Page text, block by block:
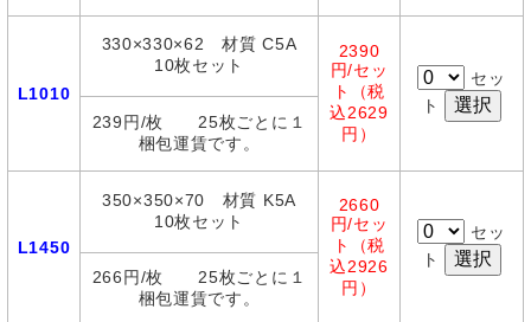
L1010
330×330×62 材質 C5A
10枚セット
2390
円/セッ
ト（税
込2629
円）
セッ
ト
239円/枚 25枚ごとに１
梱包運賃です。
L1450
350×350×70 材質 K5A
10枚セット
2660
円/セッ
ト（税
込2926
円）
セッ
ト
266円/枚 25枚ごとに１
梱包運賃です。